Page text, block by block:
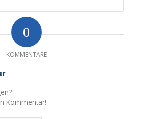
0
KOMMENTARE
Kommentar!